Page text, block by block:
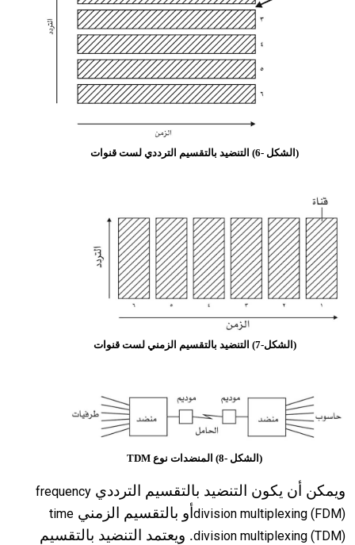
(الشكل -6) التنضيد بالتقسيم الترددي لست قنوات
(الشكل-7) التنضيد بالتقسيم الزمني لست قنوات
(الشكل -8) المنضدات نوع TDM
ويمكن أن يكون التنضيد بالتقسيم الترددي frequency
division multiplexing (FDM) أو بالتقسيم الزمني time
division multiplexing (TDM). ويعتمد التنضيد بالتقسيم